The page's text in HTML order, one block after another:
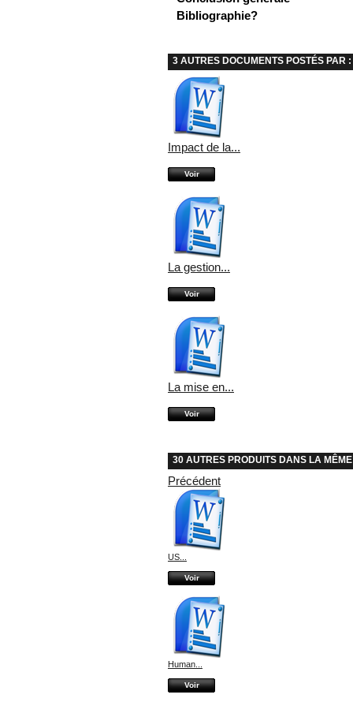
Bibliographie?
3 AUTRES DOCUMENTS POSTÉS PAR
Impact de la...
Voir
La gestion...
Voir
La mise en...
Voir
30 AUTRES PRODUITS DANS LA
Précédent
US...
Voir
Human...
Voir